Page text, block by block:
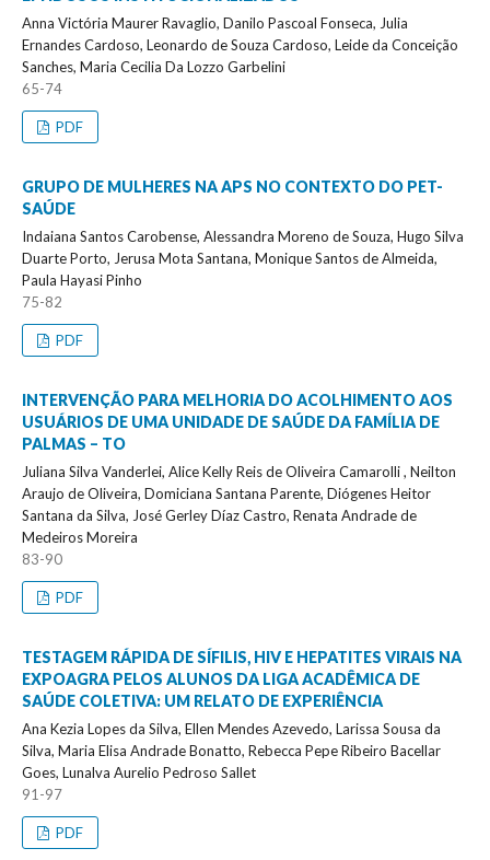
Anna Victória Maurer Ravaglio, Danilo Pascoal Fonseca, Julia
Ernandes Cardoso, Leonardo de Souza Cardoso, Leide da Conceição
Sanches, Maria Cecilia Da Lozzo Garbelini
65-74
PDF
GRUPO DE MULHERES NA APS NO CONTEXTO DO PET-
SAÚDE
Indaiana Santos Carobense, Alessandra Moreno de Souza, Hugo Silva
Duarte Porto, Jerusa Mota Santana, Monique Santos de Almeida,
Paula Hayasi Pinho
75-82
PDF
INTERVENÇÃO PARA MELHORIA DO ACOLHIMENTO AOS
USUÁRIOS DE UMA UNIDADE DE SAÚDE DA FAMÍLIA DE
PALMAS – TO
Juliana Silva Vanderlei, Alice Kelly Reis de Oliveira Camarolli , Neilton
Araujo de Oliveira, Domiciana Santana Parente, Diógenes Heitor
Santana da Silva, José Gerley Díaz Castro, Renata Andrade de
Medeiros Moreira
83-90
PDF
TESTAGEM RÁPIDA DE SÍFILIS, HIV E HEPATITES VIRAIS NA
EXPOAGRA PELOS ALUNOS DA LIGA ACADÊMICA DE
SAÚDE COLETIVA: UM RELATO DE EXPERIÊNCIA
Ana Kezia Lopes da Silva, Ellen Mendes Azevedo, Larissa Sousa da
Silva, Maria Elisa Andrade Bonatto, Rebecca Pepe Ribeiro Bacellar
Goes, Lunalva Aurelio Pedroso Sallet
91-97
PDF